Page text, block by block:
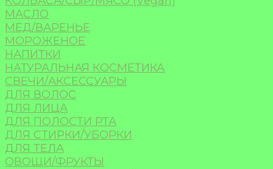
МАСЛО
МЁД/ВАРЕНЬЕ
МОРОЖЕНОЕ
НАПИТКИ
НАТУРАЛЬНАЯ КОСМЕТИКА
СВЕЧИ/АКСЕССУАРЫ
ДЛЯ ВОЛОС
ДЛЯ ЛИЦА
ДЛЯ ПОЛОСТИ РТА
ДЛЯ СТИРКИ/УБОРКИ
ДЛЯ ТЕЛА
ОВОЩИ/ФРУКТЫ